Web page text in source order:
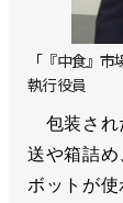
「『中食』
執行役員
包装され
送や箱詰め
ボットが